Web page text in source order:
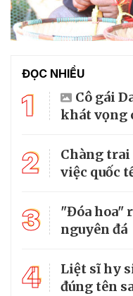
ĐỌC NHIỀU
1
Cô gái
khát vọng
2
Chàng
việc quốc
3
"Đóa hoa"
nguyên đá
4
Liệt sĩ hy
đúng tên